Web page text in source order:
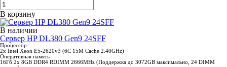
В корзину
В наличии
Сервер HP DL380 Gen9 24SFF
Процессор
2x Intel Xeon E5-2620v3 (6C 15M Cache 2.40GHz)
Оперативная память
16Гб 2x 8GB DDR4 RDIMM 2666MHz (Поддержка до 3072GB максимально, 24 DIMM